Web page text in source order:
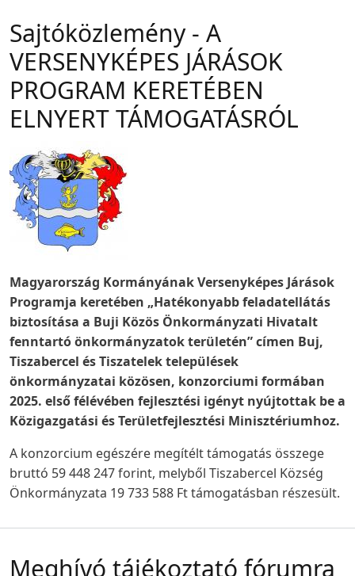
Sajtóközlemény - A
VERSENYKÉPES JÁRÁSOK
PROGRAM KERETÉBEN
ELNYERT TÁMOGATÁSRÓL
Magyarország Kormányának Versenyképes Járások
Programja keretében „Hatékonyabb feladatellátás
biztosítása a Buji Közös Önkormányzati Hivatalt
fenntartó önkormányzatok területén” címen Buj,
Tiszabercel és Tiszatelek települések
önkormányzatai közösen, konzorciumi formában
2025. első félévében fejlesztési igényt nyújtottak be a
Közigazgatási és Területfejlesztési Minisztériumhoz.
A konzorcium egészére megítélt támogatás összege
bruttó 59 448 247 forint, melyből Tiszabercel Község
Önkormányzata 19 733 588 Ft támogatásban részesült.
Meghívó tájékoztató fórumra